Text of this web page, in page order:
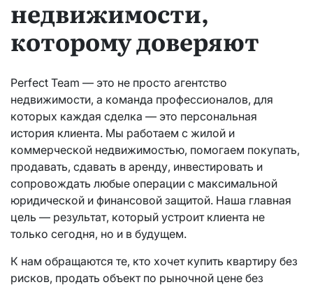
недвижимости,
которому доверяют
Perfect Team — это не просто агентство
недвижимости, а команда профессионалов, для
которых каждая сделка — это персональная
история клиента. Мы работаем с жилой и
коммерческой недвижимостью, помогаем покупать,
продавать, сдавать в аренду, инвестировать и
сопровождать любые операции с максимальной
юридической и финансовой защитой. Наша главная
цель — результат, который устроит клиента не
только сегодня, но и в будущем.
К нам обращаются те, кто хочет купить квартиру без
рисков, продать объект по рыночной цене без